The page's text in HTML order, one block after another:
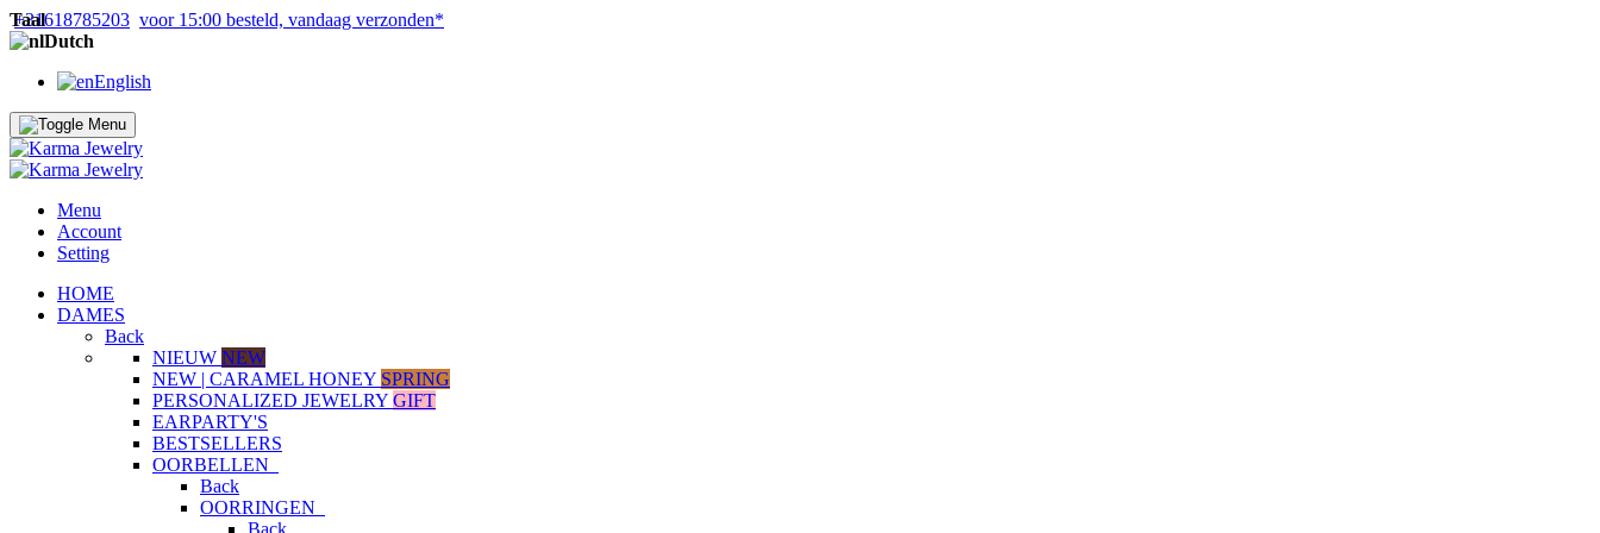
+31618785203 voor 15:00 besteld, vandaag verzonden*
Taal
Dutch
English
Menu
Account
Setting
HOME
DAMES
Back
NIEUW NEW
NEW | CARAMEL HONEY SPRING
PERSONALIZED JEWELRY GIFT
EARPARTY'S
BESTSELLERS
OORBELLEN
Back
OORRINGEN
Back